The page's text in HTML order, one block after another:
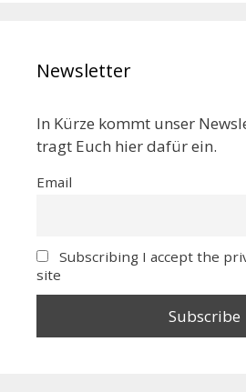
Newsletter
In Kürze kommt unser
tragt Euch hier dafür ein.
Email
Subscribing I accept the
site